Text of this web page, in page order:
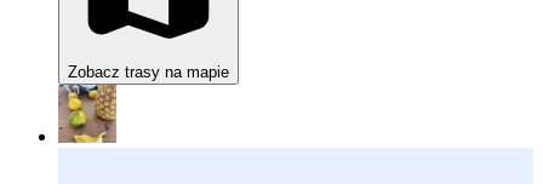
Zobacz trasy na mapie